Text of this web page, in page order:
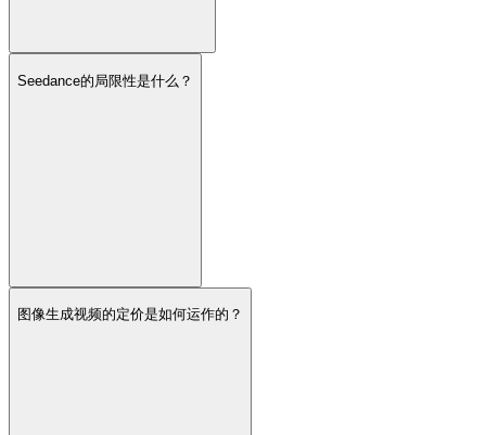
Seedance的局限性是什么？
图像生成视频的定价是如何运作的？